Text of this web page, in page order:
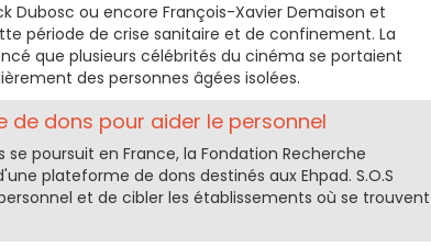
Dubosc ou encore François-Xavier Demaison et
période de crise sanitaire et de confinement. La
que plusieurs célébrités du cinéma se portaient
des personnes âgées isolées.
de dons pour aider le personnel
poursuit en France, la Fondation Recherche
plateforme de dons destinés aux Ehpad. S.O.S
et de cibler les établissements où se trouvent